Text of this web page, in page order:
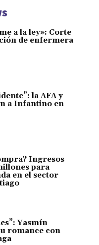
a la ley»: Corte
de enfermera
la AFA y
a Infantino en
Ingresos
para
en el sector
Yasmín
romance con